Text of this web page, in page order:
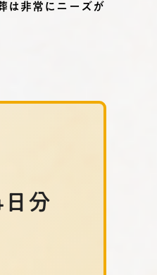
は非常にニーズが
日分